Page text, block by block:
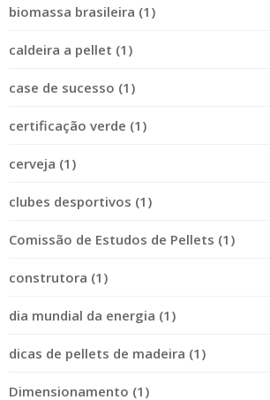
biomassa brasileira (1)
caldeira a pellet (1)
case de sucesso (1)
certificação verde (1)
cerveja (1)
clubes desportivos (1)
Comissão de Estudos de Pellets (1)
construtora (1)
dia mundial da energia (1)
dicas de pellets de madeira (1)
Dimensionamento (1)